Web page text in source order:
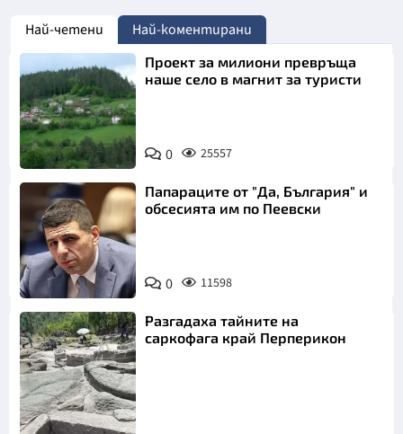
Най-четени Най-коментирани
Проект за милиони превръща
наше село в магнит за туристи
0 25557
Папараците от "Да, България" и
обсесията им по Пеевски
0 11598
Разгадаха тайните на
саркофага край Перперикон